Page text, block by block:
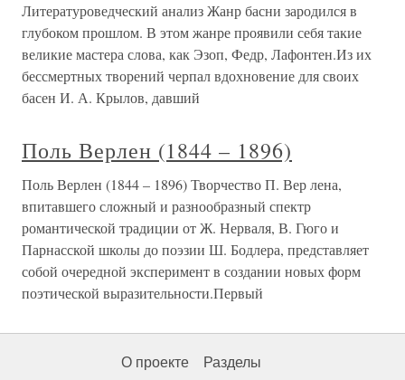
Литературоведческий анализ Жанр басни зародился в
глубоком прошлом. В этом жанре проявили себя такие
великие мастера слова, как Эзоп, Федр, Лафонтен.Из их
бессмертных творений черпал вдохновение для своих
басен И. А. Крылов, давший
Поль Верлен (1844 – 1896)
Поль Верлен (1844 – 1896) Творчество П. Вер лена,
впитавшего сложный и разнообразный спектр
романтической традиции от Ж. Нерваля, В. Гюго и
Парнасской школы до поэзии Ш. Бодлера, представляет
собой очередной эксперимент в создании новых форм
поэтической выразительности.Первый
О проекте Разделы